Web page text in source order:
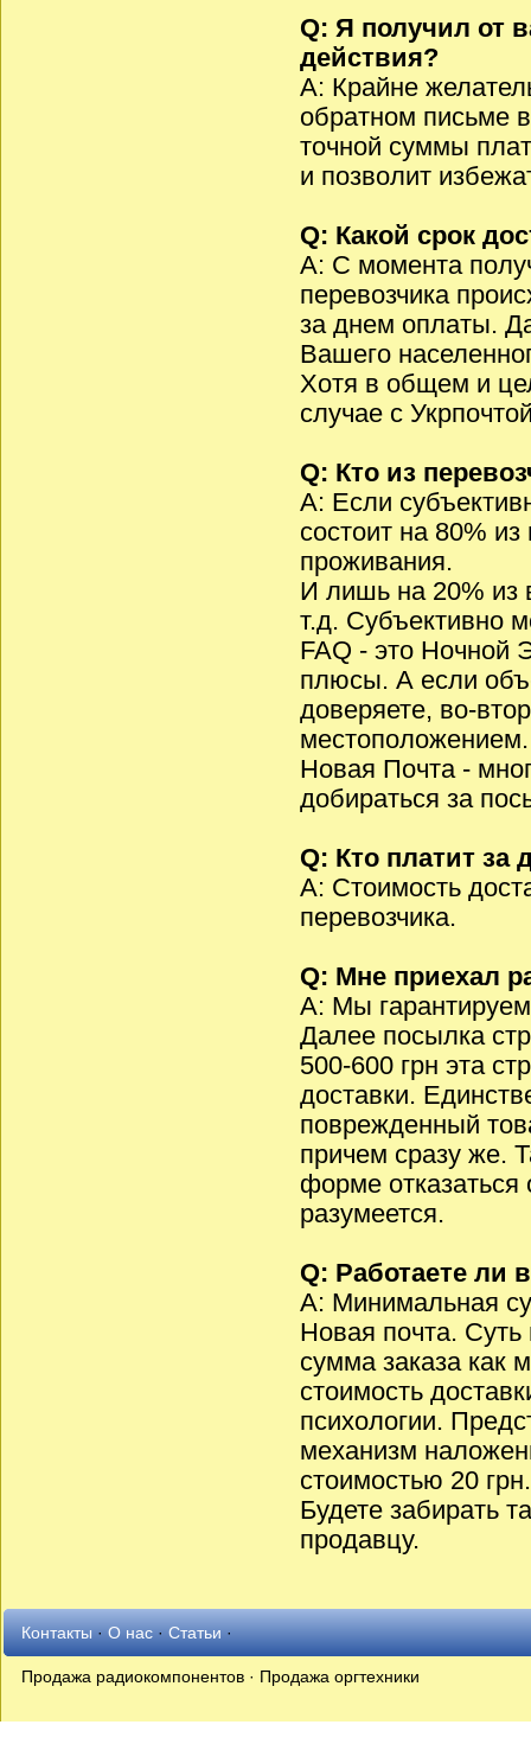
Q: Я получил от
действия?
A: Крайне
обратном письме
точной суммы
и позволит
Q: Какой срок
A: С момента
перевозчика
за днем оплаты.
Вашего
Хотя в общем и
случае с
Q: Кто из
A: Если
состоит на 80%
проживания.
И лишь на 20% из
т.д. Субъективно
FAQ - это Ночной
плюсы. А если
доверяете, во-
Новая Почта -
добираться за
Q: Кто платит за
A: Стоимость
перевозчика.
Q: Мне приехал
A: Мы гарантируем
Далее посылка
500-600 грн эта
доставки.
поврежденный
причем сразу же.
форме отказаться
разумеется.
Q: Работаете ли
A: Минимальная
Новая почта. Суть
сумма заказа
стоимость
психологии.
механизм
стоимостью 20
Будете забирать
продавцу.
Контакты·О нас·Статьи·
Продажа радиокомпонентов · Продажа оргтехники